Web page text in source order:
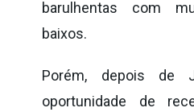
barulhentas com
baixos.
Porém, depois de
oportunidade de